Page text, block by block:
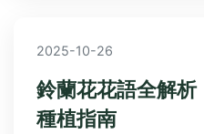
2025-10-26
鈴蘭花花語全解
種植指南